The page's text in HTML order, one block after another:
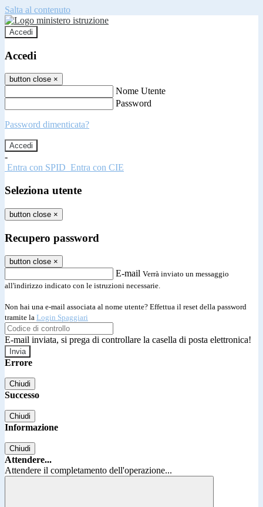
Salta al contenuto
Accedi
Accedi
button close ×
Nome Utente
Password
Password dimenticata?
-
Entra con SPID Entra con CIE
Seleziona utente
button close ×
Recupero password
button close ×
E-mail Verrà inviato un messaggio
all'indirizzo indicato con le istruzioni necessarie.
Non hai una e-mail associata al nome utente? Effettua il reset della password
tramite la Login Spaggiari
E-mail inviata, si prega di controllare la casella di posta elettronica!
Errore
Chiudi
Successo
Chiudi
Informazione
Chiudi
Attendere...
Attendere il completamento dell'operazione...